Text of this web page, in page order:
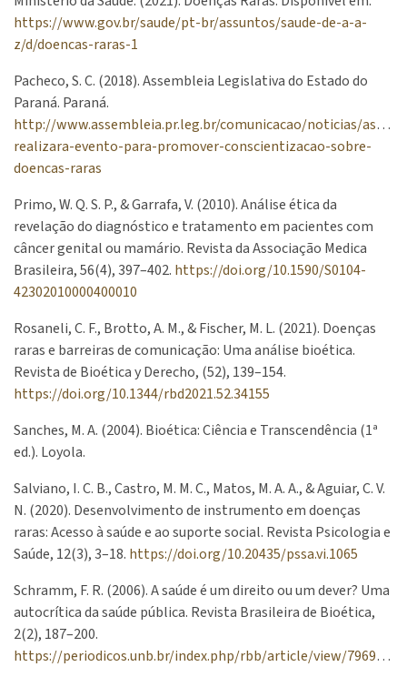
https://www.gov.br/saude/pt-br/assuntos/saude-de-a-a-
z/d/doencas-raras-1
Pacheco, S. C. (2018). Assembleia Legislativa do Estado do
Paraná. Paraná.
http://www.assembleia.pr.leg.br/comunicacao/noticias/
realizara-evento-para-promover-conscientizacao-sobre-
doencas-raras
Primo, W. Q. S. P., & Garrafa, V. (2010). Análise ética da
revelação do diagnóstico e tratamento em pacientes com
câncer genital ou mamário. Revista da Associação Medica
Brasileira, 56(4), 397–402. https://doi.org/10.1590/S0104-
42302010000400010
Rosaneli, C. F., Brotto, A. M., & Fischer, M. L. (2021). Doenças
raras e barreiras de comunicação: Uma análise bioética.
Revista de Bioética y Derecho, (52), 139–154.
https://doi.org/10.1344/rbd2021.52.34155
Sanches, M. A. (2004). Bioética: Ciência e Transcendência (1ª
ed.). Loyola.
Salviano, I. C. B., Castro, M. M. C., Matos, M. A. A., & Aguiar, C. V.
N. (2020). Desenvolvimento de instrumento em doenças
raras: Acesso à saúde e ao suporte social. Revista Psicologia e
Saúde, 12(3), 3–18. https://doi.org/10.20435/pssa.vi.1065
Schramm, F. R. (2006). A saúde é um direito ou um dever? Uma
autocrítica da saúde pública. Revista Brasileira de Bioética,
2(2), 187–200.
https://periodicos.unb.br/index.php/rbb/article/view/7969/6541